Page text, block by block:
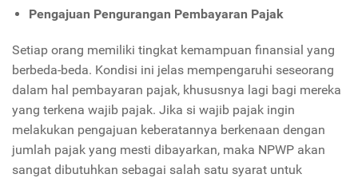
Pengajuan Pengurangan Pembayaran Pajak
Setiap orang memiliki tingkat kemampuan finansial yang
berbeda-beda. Kondisi ini jelas mempengaruhi seseorang
dalam hal pembayaran pajak, khususnya lagi bagi mereka
yang terkena wajib pajak. Jika si wajib pajak ingin
melakukan pengajuan keberatannya berkenaan dengan
jumlah pajak yang mesti dibayarkan, maka NPWP akan
sangat dibutuhkan sebagai salah satu syarat untuk